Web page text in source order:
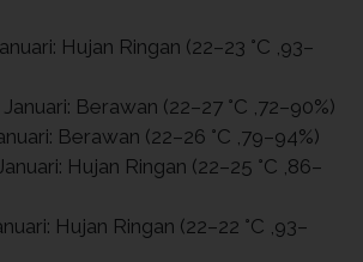
Hujan Ringan (22–23 °C ,93–
Berawan (22–27 °C ,72–90%)
Berawan (22–26 °C ,79–94%)
Hujan Ringan (22–25 °C ,86–
Hujan Ringan (22–22 °C ,93–